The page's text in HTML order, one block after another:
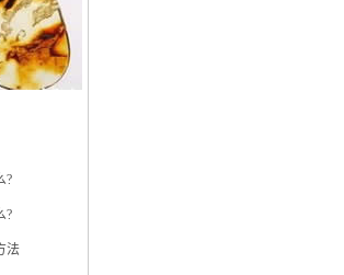
?
?
法